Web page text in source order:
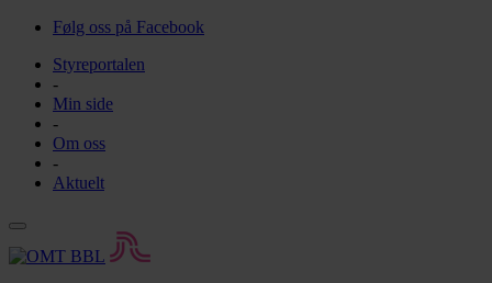
Følg oss på Facebook
Styreportalen
-
Min side
-
Om oss
-
Aktuelt